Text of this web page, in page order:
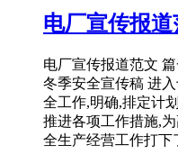
电厂宣传报道
电厂宣传报道范文
冬季安全宣传稿 进
全工作,明确,排定计
推进各项工作措施,
全生产经营工作打下